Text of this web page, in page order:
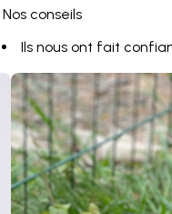
Nos conseils
Ils nous ont fait